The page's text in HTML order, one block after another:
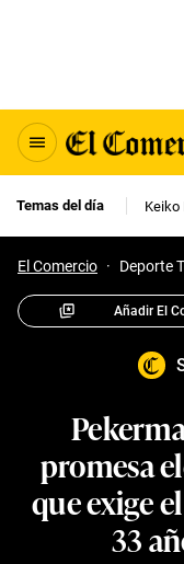
Temas del día Keiko
El Comercio · Deporte
Añadir El
promesa
que exige
33